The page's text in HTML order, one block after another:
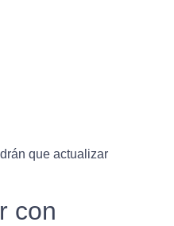
que actualizar
con